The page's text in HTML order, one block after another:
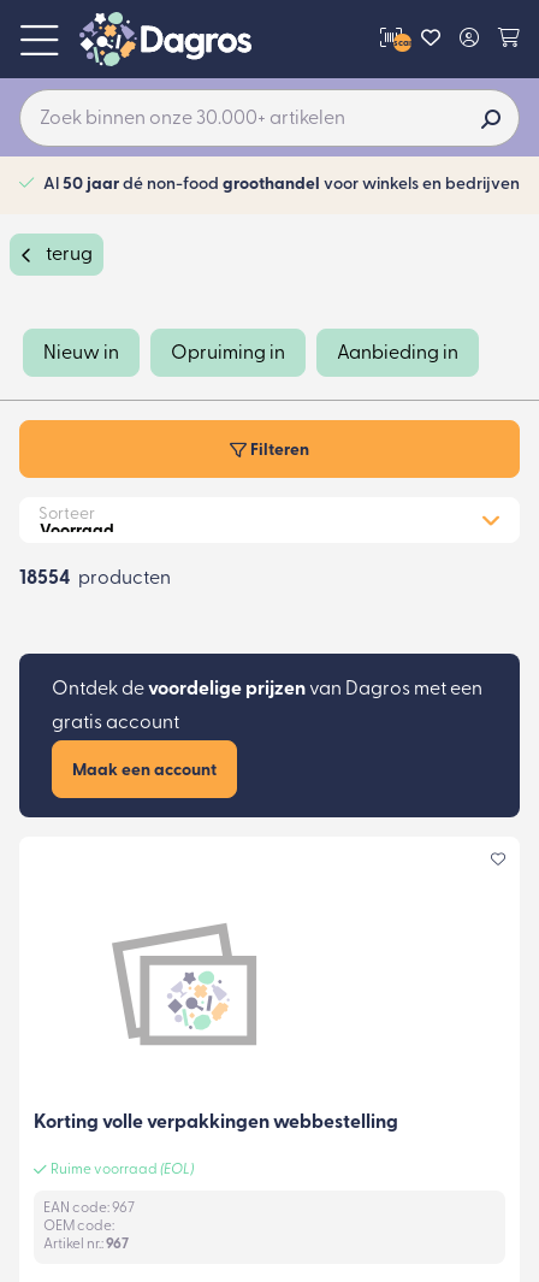
scan
Al 50 jaar dé non-food groothandel voor winkels en bedrijven
terug
Nieuw in Opruiming in Aanbieding in
Filteren
Sorteer
18554 producten
Korting volle verpakkingen webbestelling
Ruime voorraad (EOL)
EAN code: 967
OEM code:
Artikel nr.:967
Ontdek devoordelige prijzen van Dagros met een
gratis account
Maak een account